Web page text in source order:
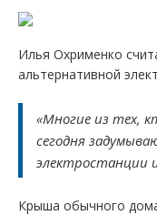
Илья Охрименко
альтернативной
«Многие из тех,
сегодня
электростанции
Крыша обычного